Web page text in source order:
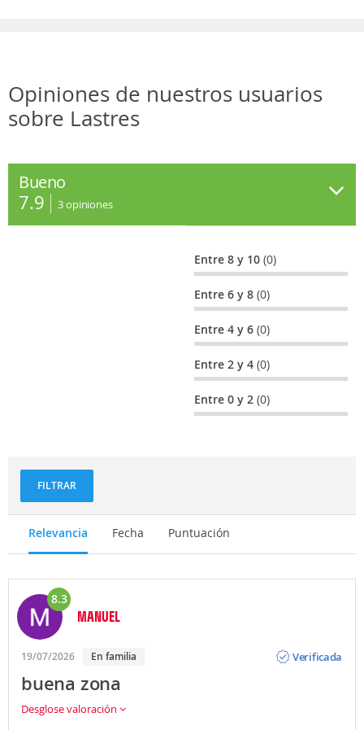
Opiniones de nuestros usuarios
sobre Lastres
Bueno
7.9 3opiniones
Entre 8 y 10(0)
Entre 6 y 8(0)
Entre 4 y 6(0)
Entre 2 y 4(0)
Entre 0 y 2(0)
FILTRAR
Relevancia Fecha Puntuación
8.3
MANUEL
19/07/2026 En familia
Verificada
buena zona
Desglose valoración